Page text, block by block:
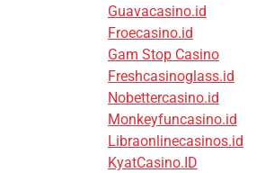
Guavacasino.id
Froecasino.id
Gam Stop Casino
Freshcasinoglass.id
Nobettercasino.id
Monkeyfuncasino.id
Libraonlinecasinos.id
KyatCasino.ID